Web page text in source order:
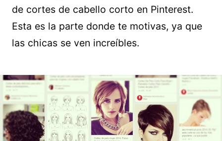
de cortes de cabello corto en Pinterest.
Esta es la parte donde te motivas, ya que
las chicas se ven increíbles.